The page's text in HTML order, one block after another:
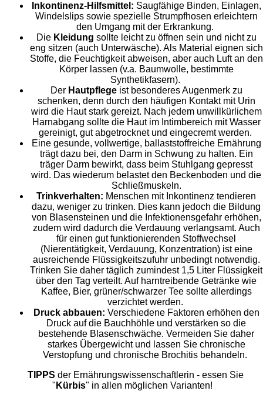
Inkontinenz-Hilfsmittel: Saugfähige Binden, Einlagen,
Windelslips sowie spezielle Strumpfhosen erleichtern
den Umgang mit der Erkrankung.
Die Kleidung sollte leicht zu öffnen sein und nicht zu
eng sitzen (auch Unterwäsche). Als Material eignen sich
Stoffe, die Feuchtigkeit abweisen, aber auch Luft an den
Körper lassen (v.a. Baumwolle, bestimmte
Synthetikfasern).
Der Hautpflegeist besonderes Augenmerk zu
schenken, denn durch den häufigen Kontakt mit Urin
wird die Haut stark gereizt. Nach jedem unwillkürlichem
Harnabgang sollte die Haut im Intimbereich mit Wasser
gereinigt, gut abgetrocknet und eingecremt werden.
Eine gesunde, vollwertige, ballaststoffreiche Ernährung
trägt dazu bei, den Darm in Schwung zu halten. Ein
träger Darm bewirkt, dass beim Stuhlgang gepresst
wird. Das wiederum belastet den Beckenboden und die
Schließmuskeln.
Trinkverhalten: Menschen mit Inkontinenz tendieren
dazu, weniger zu trinken. Dies kann jedoch die Bildung
von Blasensteinen und die Infektionensgefahr erhöhen,
zudem wird dadurch die Verdauung verlangsamt. Auch
für einen gut funktionierenden Stoffwechsel
(Nierentätigkeit, Verdauung, Konzentration) ist eine
ausreichende Flüssigkeitszufuhr unbedingt notwendig.
Trinken Sie daher täglich zumindest 1,5 Liter Flüssigkeit
über den Tag verteilt. Auf harntreibende Getränke wie
Kaffee, Bier, grüner/schwarzer Tee sollte allerdings
verzichtet werden.
Druck abbauen: Verschiedene Faktoren erhöhen den
Druck auf die Bauchhöhle und verstärken so die
bestehende Blasenschwäche. Vermeiden Sie daher
starkes Übergewicht und lassen Sie chronische
Verstopfung und chronische Brochitis behandeln.
TIPPS der Ernährungswissenschaftlerin - essen Sie
" Kürbis" in allen möglichen Varianten!